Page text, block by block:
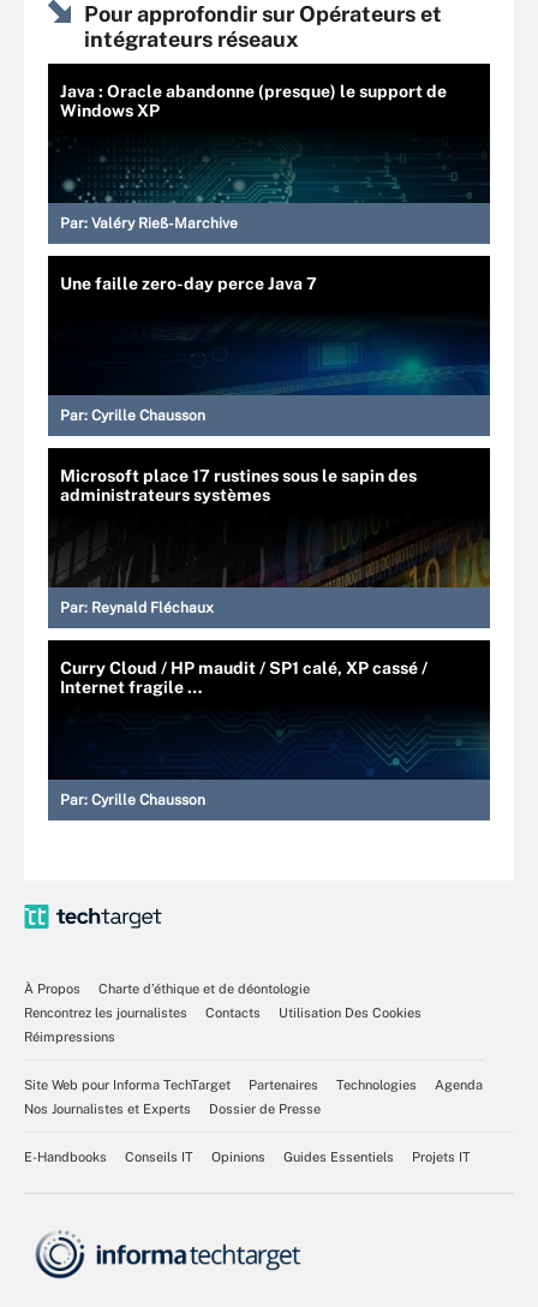
Pour approfondir sur Opérateurs et
intégrateurs réseaux
Java : Oracle abandonne (presque) le support de
Windows XP
Par: Valéry Rieß-Marchive
Une faille zero-day perce Java 7
Par: Cyrille Chausson
Microsoft place 17 rustines sous le sapin des
administrateurs systèmes
Par: Reynald Fléchaux
Curry Cloud / HP maudit / SP1 calé, XP cassé /
Internet fragile …
Par: Cyrille Chausson
À Propos
Charte d’éthique et de déontologie
Rencontrez les journalistes
Contacts
Utilisation Des Cookies
Réimpressions
Site Web pour Informa TechTarget Partenaires Technologies
Agenda
Nos Journalistes et Experts
Dossier de Presse
E-Handbooks Conseils IT Opinions Guides Essentiels Projets IT